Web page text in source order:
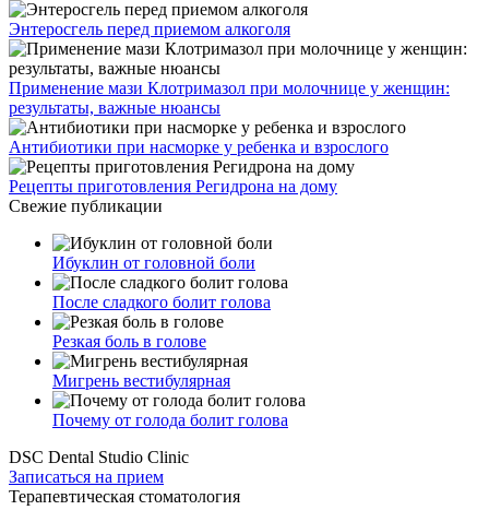
Энтеросгель перед приемом алкоголя
Применение мази Клотримазол при молочнице у женщин:
результаты, важные нюансы
Антибиотики при насморке у ребенка и взрослого
Рецепты приготовления Регидрона на дому
Свежие публикации
Ибуклин от головной боли
После сладкого болит голова
Резкая боль в голове
Мигрень вестибулярная
Почему от голода болит голова
DSC Dental Studio Clinic
Записаться на прием
Терапевтическая стоматология